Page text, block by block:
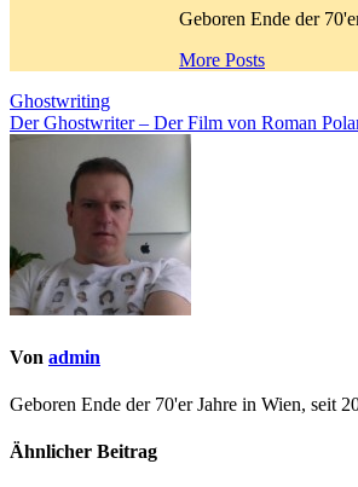
Geboren Ende der
More Posts
Beitragsnavigation
Ghostwriting
Der Ghostwriter – Der Film von Roman
Von admin
Geboren Ende der 70'er Jahre in Wien, seit
Ähnlicher Beitrag